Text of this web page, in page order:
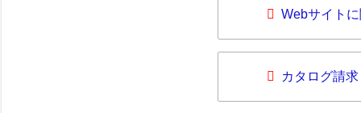
Webサイト
カタログ請求